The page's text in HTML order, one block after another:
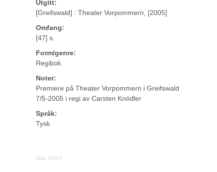
Utgitt:
[Greifswald] : Theater Vorpommern, [2005]
Omfang:
[47] s.
Form/genre:
Regibok
Noter:
Premiere på Theater Vorpommern i Greifswald
7/5-2005 i regi av Carsten Knödler
Språk:
Tysk
Kilde: MODS